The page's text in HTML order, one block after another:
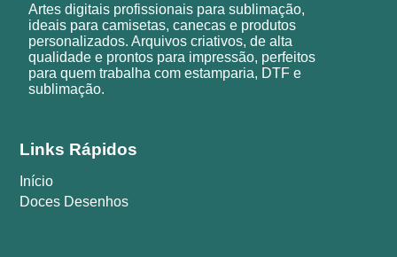
Artes digitais profissionais para sublimação,
ideais para camisetas, canecas e produtos
personalizados. Arquivos criativos, de alta
qualidade e prontos para impressão, perfeitos
para quem trabalha com estamparia, DTF e
sublimação.
Links Rápidos
Início
Doces Desenhos